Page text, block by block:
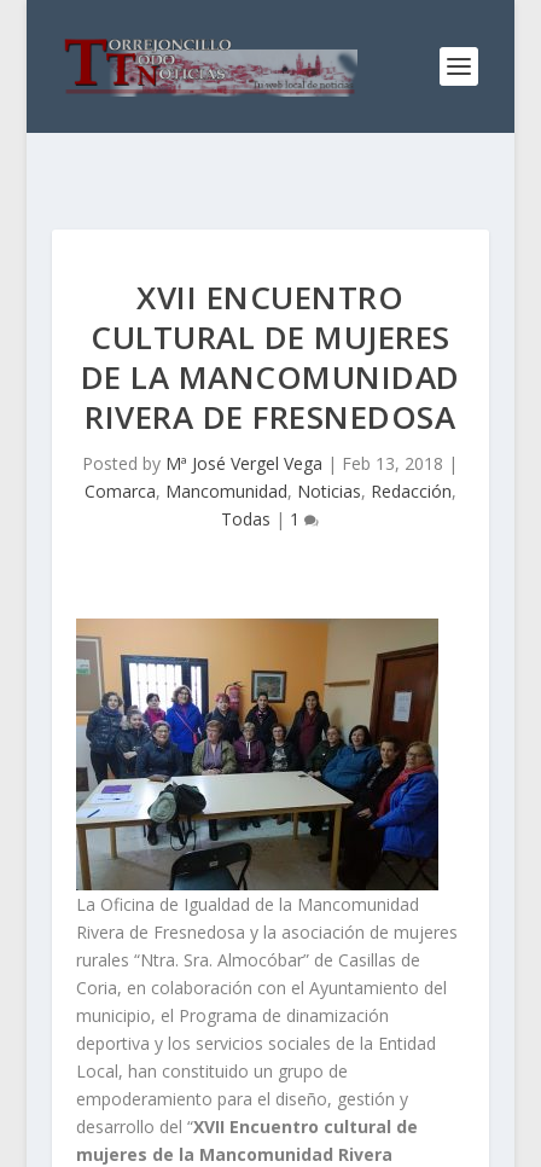
XVII ENCUENTRO
CULTURAL DE MUJERES
DE LA MANCOMUNIDAD
RIVERA DE FRESNEDOSA
Posted by Mª José Vergel Vega | Feb 13, 2018 |
Comarca, Mancomunidad, Noticias, Redacción,
Todas | 1
La Oficina de Igualdad de la Mancomunidad
Rivera de Fresnedosa y la asociación de mujeres
rurales “Ntra. Sra. Almocóbar” de Casillas de
Coria, en colaboración con el Ayuntamiento del
municipio, el Programa de dinamización
deportiva y los servicios sociales de la Entidad
Local, han constituido un grupo de
empoderamiento para el diseño, gestión y
desarrollo del “XVII Encuentro cultural de
mujeres de la Mancomunidad Rivera